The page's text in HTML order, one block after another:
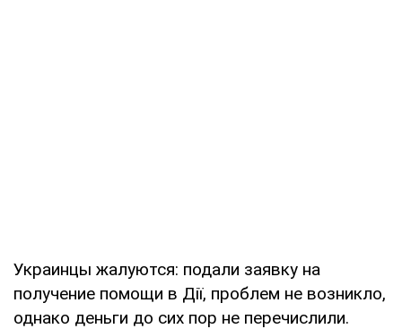
Украинцы жалуются: подали заявку на
получение помощи в Дії, проблем не возникло,
однако деньги до сих пор не перечислили.